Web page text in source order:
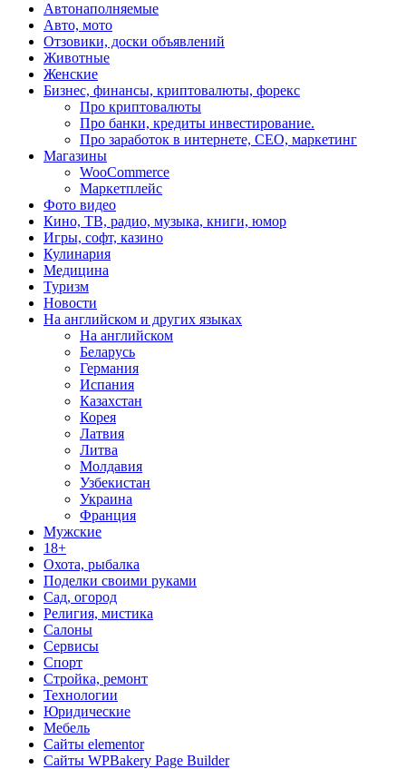
Автонаполняемые
Авто, мото
Отзовики, доски объявлений
Животные
Женские
Бизнес, финансы, криптовалюты, форекс
Про криптовалюты
Про банки, кредиты инвестирование.
Про заработок в интернете, СЕО, маркетинг
Магазины
WooCommerce
Маркетплейс
Фото видео
Кино, ТВ, радио, музыка, книги, юмор
Игры, софт, казино
Кулинария
Медицина
Туризм
Новости
На английском и других языках
На английском
Беларусь
Германия
Испания
Казахстан
Корея
Латвия
Литва
Молдавия
Узбекистан
Украина
Франция
Мужские
18+
Охота, рыбалка
Поделки своими руками
Сад, огород
Религия, мистика
Салоны
Сервисы
Спорт
Стройка, ремонт
Технологии
Юридические
Мебель
Сайты elementor
Сайты WPBakery Page Builder